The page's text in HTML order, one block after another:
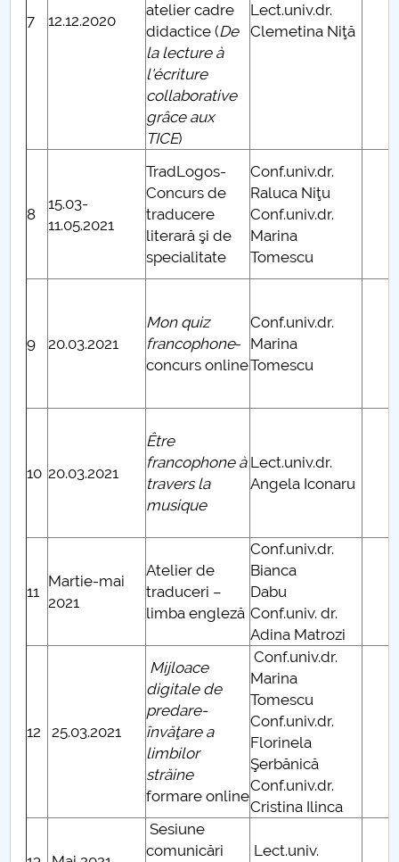
7 12.12.2020
atelier cadre
didactice (De
la lecture à
l'écriture
collaborative
grâce aux
TICE)
Lect.univ.dr.
Clemetina Niţă
8
15.03-
11.05.2021
TradLogos-
Concurs de
traducere
literară şi de
specialitate
Conf.univ.dr.
Raluca Niţu
Conf.univ.dr.
Marina
Tomescu
9 20.03.2021
Mon quiz
francophone-
concurs online
Conf.univ.dr.
Marina
Tomescu
10 20.03.2021
Être
francophone à
travers la
musique
Lect.univ.dr.
Angela Iconaru
11
Martie-mai
2021
Atelier de
traduceri –
limba engleză
Conf.univ.dr.
Bianca
Dabu
Conf.univ. dr.
Adina Matrozi
12 25.03.2021
Mijloace
digitale de
predare-
învăţare a
limbilor
străine
formare online
Conf.univ.dr.
Marina
Tomescu
Conf.univ.dr.
Florinela
Şerbănică
Conf.univ.dr.
Cristina Ilinca
Sesiune
comunicări
Lect.univ.